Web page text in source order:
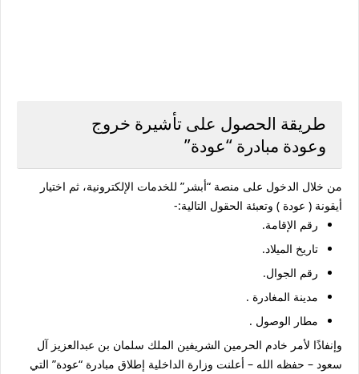
طريقة الحصول على تأشيرة خروج
وعودة مبادرة “عودة”
من خلال الدخول على منصة “أبشر” للخدمات الإلكترونية، ثم اختيار
أيقونة ( عودة ) وتعبئة الحقول التالية:-
رقم الإقامة.
تاريخ الميلاد.
رقم الجوال.
مدينة المغادرة .
مطار الوصول .
وإنفاذًا لأمر خادم الحرمين الشريفين الملك سلمان بن عبدالعزيز آل
سعود – حفظه الله – أعلنت وزارة الداخلية إطلاق مبادرة “عودة” التي